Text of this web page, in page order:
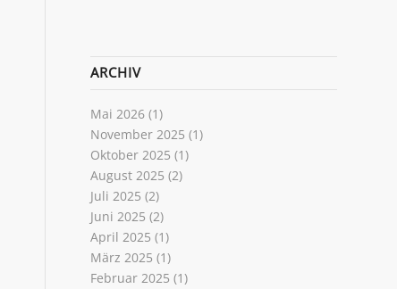
ARCHIV
Mai 2026 (1)
November 2025 (1)
Oktober 2025 (1)
August 2025 (2)
Juli 2025 (2)
Juni 2025 (2)
April 2025 (1)
März 2025 (1)
Februar 2025 (1)